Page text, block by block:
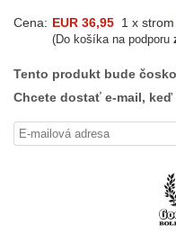
Cena: EUR 36,95 1 x strom
(Do košíka na podporu
Tento produkt bude
Chcete dostať e-mail,